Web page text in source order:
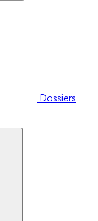
Dossiers